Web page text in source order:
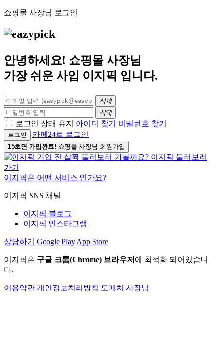
쇼핑몰 사장님 로그인
안녕하세요! 쇼핑몰 사장님
가장 쉬운 사입 이지픽 입니다.
삭제
삭제
로그인 상태 유지 아이디 찾기 비밀번호 찾기
로그인 카페24로 로그인
15초면 가입완료! 쇼핑몰 사장님 회원가입
이지픽은 어떤 서비스 인가요?
이지픽 SNS 채널
이지픽 블로그
이지픽 인스타그램
상담하기 Google Play App Store
이지픽은 구글 크롬(Chrome) 브라우저 에 최적화 되어있습니
다.
이용약관 개인정보처리방침 도매처 사장님